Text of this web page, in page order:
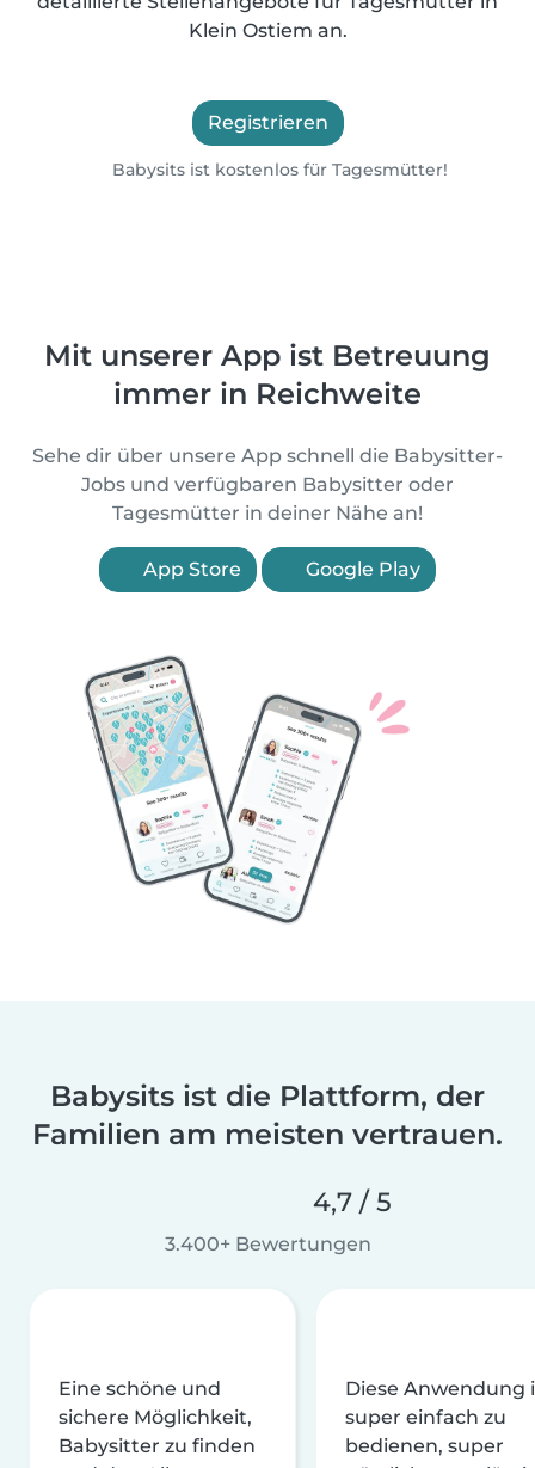
Klein Ostiem an.
Registrieren
Babysits ist kostenlos für Tagesmütter!
Mit unserer App ist Betreuung
immer in Reichweite
Sehe dir über unsere App schnell die Babysitter-
Jobs und verfügbaren Babysitter oder
Tagesmütter in deiner Nähe an!
App Store Google Play
Babysits ist die Plattform, der
Familien am meisten vertrauen.
4,7 / 5
3.400+ Bewertungen
Eine schöne und
sichere Möglichkeit,
Babysitter zu finden
Diese Anwendung
super einfach zu
bedienen, super